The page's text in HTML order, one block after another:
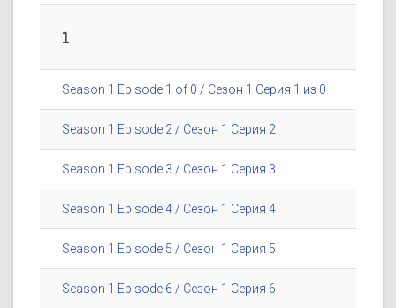
1
Season 1 Episode 1 of 0 / Сезон 1 Серия 1 из 0
Season 1 Episode 2 / Сезон 1 Серия 2
Season 1 Episode 3 / Сезон 1 Серия 3
Season 1 Episode 4 / Сезон 1 Серия 4
Season 1 Episode 5 / Сезон 1 Серия 5
Season 1 Episode 6 / Сезон 1 Серия 6